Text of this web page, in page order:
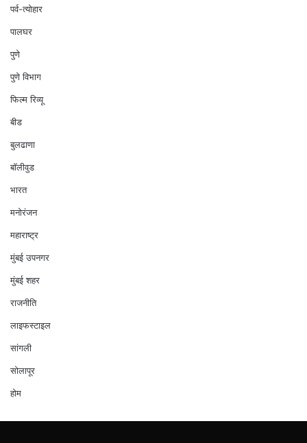
पर्व-त्योहार
पालघर
पुणे
पुणे विभाग
फिल्म रिव्यू
बीड
बुलढाणा
बॉलीवुड
भारत
मनोरंजन
महाराष्ट्र
मुंबई उपनगर
मुंबई शहर
राजनीति
लाइफस्टाइल
सांगली
सोलापूर
होम